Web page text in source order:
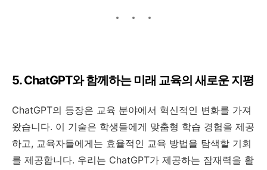
5. ChatGPT와 함께하는 미래 교육의 새로운 지평
ChatGPT의 등장은 교육 분야에서 혁신적인 변화를 가져
왔습니다. 이 기술은 학생들에게 맞춤형 학습 경험을 제공
하고, 교육자들에게는 효율적인 교육 방법을 탐색할 기회
를 제공합니다. 우리는 ChatGPT가 제공하는 잠재력을 활